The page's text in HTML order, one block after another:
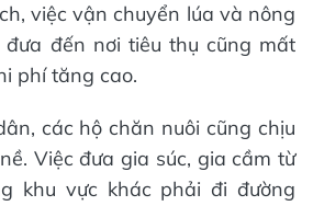
việc vận chuyển lúa và nông
đến nơi tiêu thụ cũng mất
phí tăng cao.
các hộ chăn nuôi cũng chịu
Việc đưa gia súc, gia cầm từ
khu vực khác phải đi đường